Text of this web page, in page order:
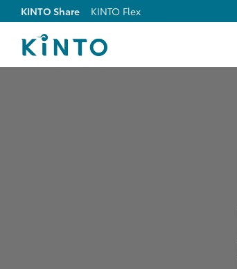
KINTO Share KINTO Flex